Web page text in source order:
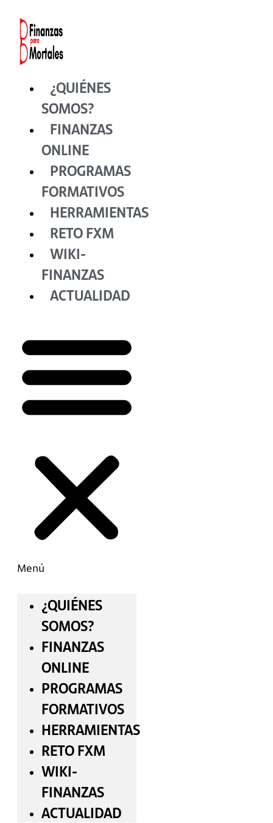
contenido
¿QUIÉNES
SOMOS?
FINANZAS
ONLINE
PROGRAMAS
FORMATIVOS
HERRAMIENTAS
RETO FXM
WIKI-
FINANZAS
ACTUALIDAD
Menú
¿QUIÉNES
SOMOS?
FINANZAS
ONLINE
PROGRAMAS
FORMATIVOS
HERRAMIENTAS
RETO FXM
WIKI-
FINANZAS
ACTUALIDAD